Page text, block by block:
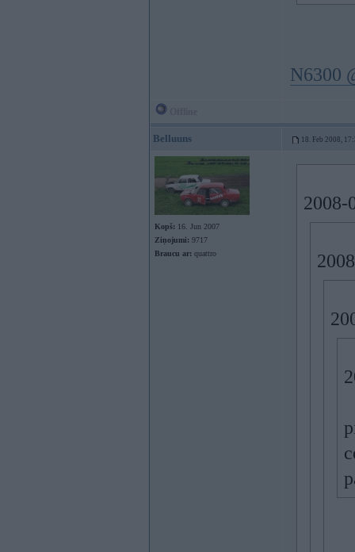
N6300
Belluuns 18. Feb 2008,
Kopš: 16. Jun 2007
Ziņojumi: 9717
Braucu ar: quattro
2008-